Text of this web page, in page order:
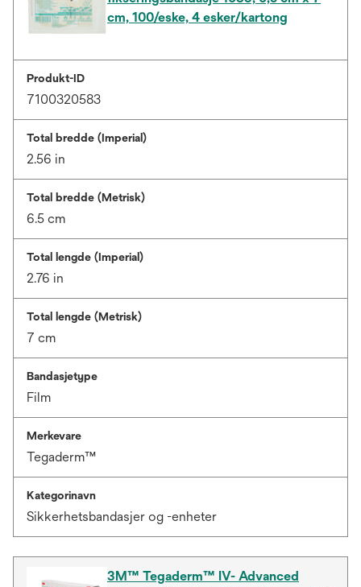
cm, 100/eske, 4 esker/kartong
Produkt-ID
7100320583
Total bredde (Imperial)
2.56 in
Total bredde (Metrisk)
6.5 cm
Total lengde (Imperial)
2.76 in
Total lengde (Metrisk)
7 cm
Bandasjetype
Film
Merkevare
Tegaderm™
Kategorinavn
Sikkerhetsbandasjer og -enheter
3M™ Tegaderm™ IV- Advanced